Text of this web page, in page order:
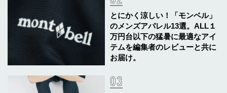
とにかく涼しい！「モンベル」
のメンズアパレル13選。ALL１
万円台以下の猛暑に最適なアイ
テムを編集者のレビューと共に
お届け。